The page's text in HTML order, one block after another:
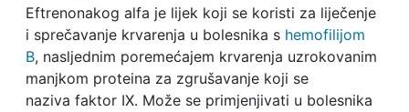
Eftrenonakog alfa je lijek koji se koristi za liječenje
i sprečavanje krvarenja u bolesnika s hemofilijom
B, nasljednim poremećajem krvarenja uzrokovanim
manjkom proteina za zgrušavanje koji se
naziva faktor IX. Može se primjenjivati u bolesnika